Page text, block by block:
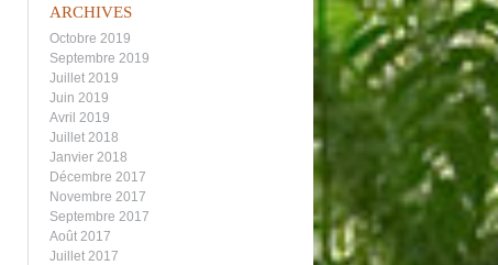
ARCHIVES
Octobre 2019
Septembre 2019
Juillet 2019
Juin 2019
Avril 2019
Juillet 2018
Janvier 2018
Décembre 2017
Novembre 2017
Septembre 2017
Août 2017
Juillet 2017